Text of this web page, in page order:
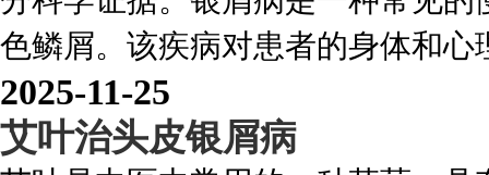
色鳞屑。该疾病对患者的身体和心
2025-11-25
艾叶治头皮银屑病